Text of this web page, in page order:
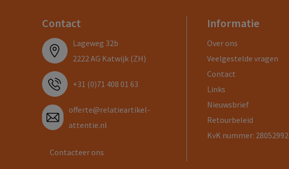
Contact
Lageweg 32b
2222 AG Katwijk (ZH)
+31 (0)71 408 01 63
offerte@relatieartikel-
attentie.nl
Contacteer ons
Informatie
Over ons
Veelgestelde vragen
Contact
Links
Nieuwsbrief
Retourbeleid
KvK nummer: 28052992